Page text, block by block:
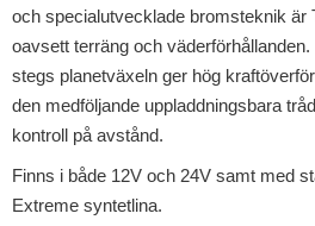
och specialutvecklade bromsteknik är
oavsett terräng och
stegs planetväxeln ger hög
den medföljande uppladdningsbara
kontroll på avstånd.
Finns i både 12V och 24V samt med
Extreme syntetlina.